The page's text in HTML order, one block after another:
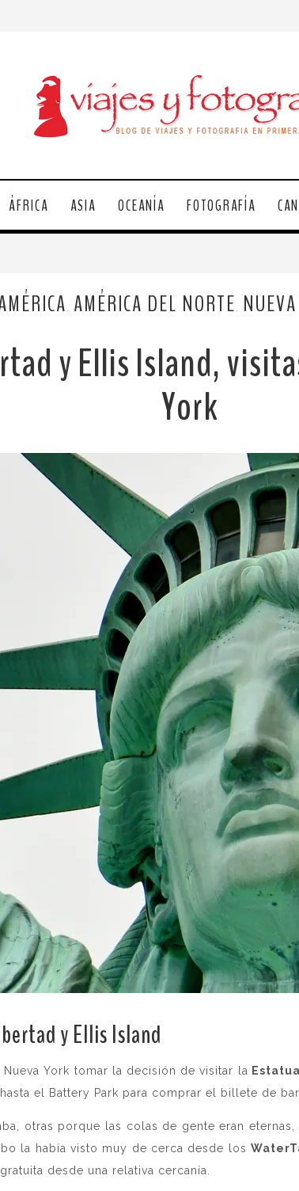
ÁFRICA ASIA OCEANÍA FOTOGRAFÍA
AMÉRICA DEL NORTE
y Ellis Island,
York
y Ellis Island
York tomar la decisión de visitar la
el Battery Park para comprar el billete de
otras porque las colas de gente eran
la había visto muy de cerca desde los
desde una relativa cercanía.